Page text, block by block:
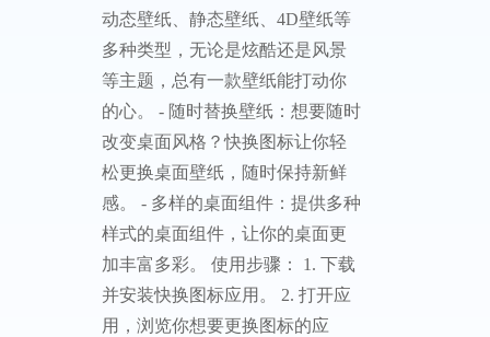
动态壁纸、静态壁纸、4D壁纸等
多种类型，无论是炫酷还是风景
等主题，总有一款壁纸能打动你
的心。 - 随时替换壁纸：想要随时
改变桌面风格？快换图标让你轻
松更换桌面壁纸，随时保持新鲜
感。 - 多样的桌面组件：提供多种
样式的桌面组件，让你的桌面更
加丰富多彩。 使用步骤： 1. 下载
并安装快换图标应用。 2. 打开应
用，浏览你想要更换图标的应